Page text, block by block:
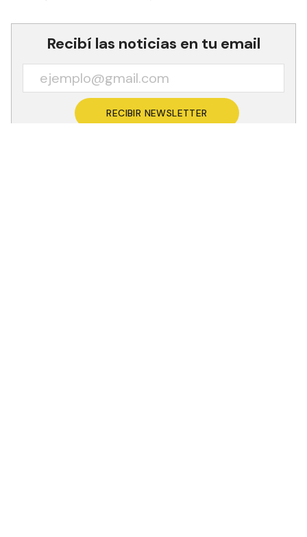
concejales de los municipios.
Recibí las noticias en tu email